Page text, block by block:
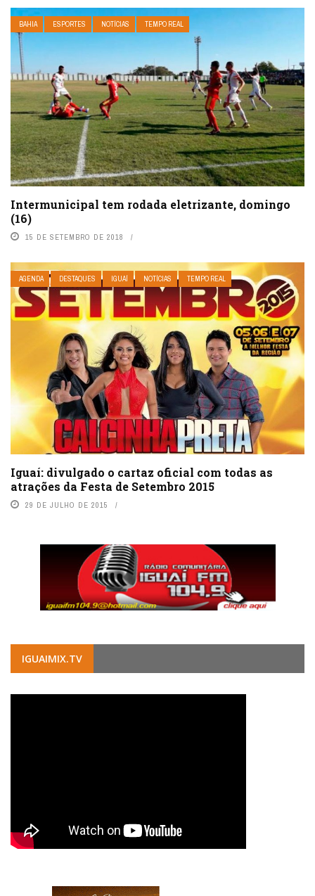
BAHIA ESPORTES NOTÍCIAS TEMPO REAL
Intermunicipal tem rodada eletrizante, domingo
(16)
15 DE SETEMBRO DE 2018
AGENDA DESTAQUES IGUAÍ NOTÍCIAS TEMPO REAL
Iguaí: divulgado o cartaz oficial com todas as
atrações da Festa de Setembro 2015
29 DE JULHO DE 2015
IGUAIMIX.TV